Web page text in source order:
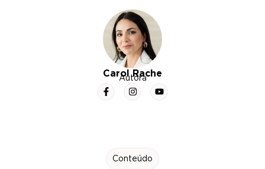
Carol Rache
Autora
Conteúdo